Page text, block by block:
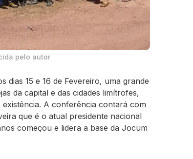
pelo autor
dias 15 e 16 de Fevereiro, uma grande
da capital e das cidades limítrofes,
A conferência contará com
que é o atual presidente nacional
começou e lidera a base da Jocum